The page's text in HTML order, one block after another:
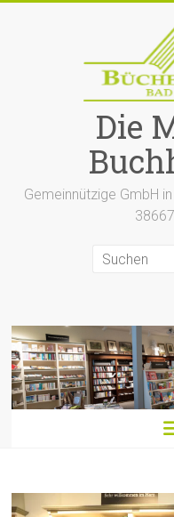
Die
Gemeinnützige GmbH